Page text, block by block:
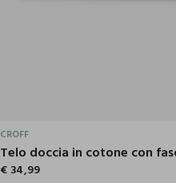
CROFF
Telo doccia in cotone con
€ 34,99